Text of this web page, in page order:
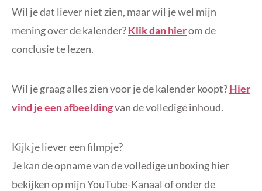
Wil je dat liever niet zien, maar wil je wel mijn
mening over de kalender?Klik dan hierom de
conclusie te lezen.
Wil je graag alles zien voor je de kalender koopt?Hier
vind je een afbeeldingvan de volledige inhoud.
Kijk je liever een filmpje?
Je kan de opname van de volledige unboxing hier
bekijken op mijn YouTube-Kanaal of onder de